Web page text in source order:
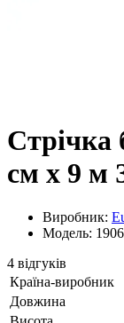
Стрічка
см х 9 м
Виробник:
Модель:
4 відгуків
Країна-виробник
Довжина